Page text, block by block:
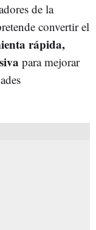
de la
convertir el
rápida,
para mejorar